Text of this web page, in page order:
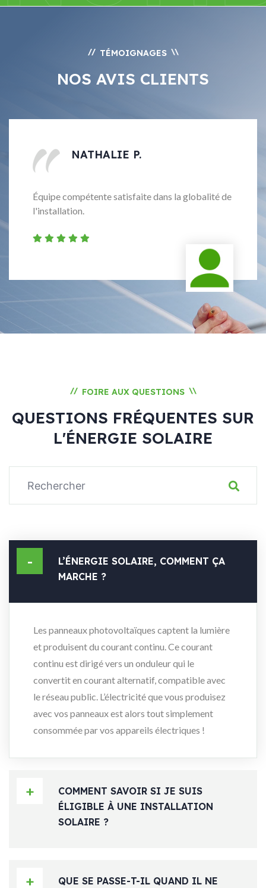
// \\
TÉMOIGNAGES
NOS AVIS CLIENTS
NATHALIE P.
Équipe compétente satisfaite dans la globalité de
l'installation.
// \\
FOIRE AUX QUESTIONS
QUESTIONS FRÉQUENTES SUR
L'ÉNERGIE SOLAIRE
L’ÉNERGIE SOLAIRE, COMMENT ÇA
MARCHE ?
Les panneaux photovoltaïques captent la lumière
et produisent du courant continu. Ce courant
continu est dirigé vers un onduleur qui le
convertit en courant alternatif, compatible avec
le réseau public. L’électricité que vous produisez
avec vos panneaux est alors tout simplement
consommée par vos appareils électriques !
COMMENT SAVOIR SI JE SUIS
ÉLIGIBLE À UNE INSTALLATION
SOLAIRE ?
QUE SE PASSE-T-IL QUAND IL NE